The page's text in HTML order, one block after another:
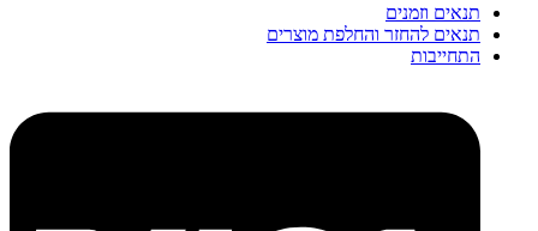
תנאים וזמנים
תנאים להחזר והחלפת מוצרים
התחייבות